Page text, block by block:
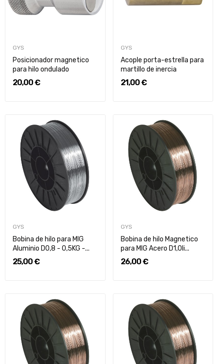
GYS
Posicionador magnetico
para hilo ondulado
20,00 €
GYS
Acople porta-estrella para
martillo de inercia
21,00 €
GYS
Bobina de hilo para MIG
Aluminio D0,8 - 0,5KG -...
25,00 €
GYS
Bobina de hilo Magnetico
para MIG Acero D1,0li...
26,00 €